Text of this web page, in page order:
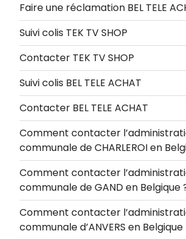
Faire une réclamation BEL TELE
Suivi colis TEK TV SHOP
Contacter TEK TV SHOP
Suivi colis BEL TELE ACHAT
Contacter BEL TELE ACHAT
Comment contacter
communale de CHARLEROI en
Comment contacter
communale de GAND en Belgique
Comment contacter
communale d’ANVERS en Belgique